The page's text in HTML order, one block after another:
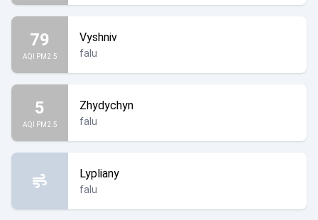
79
AQI PM2.5
Vyshniv
falu
5
AQI PM2.5
Zhydychyn
falu
Lypliany
falu